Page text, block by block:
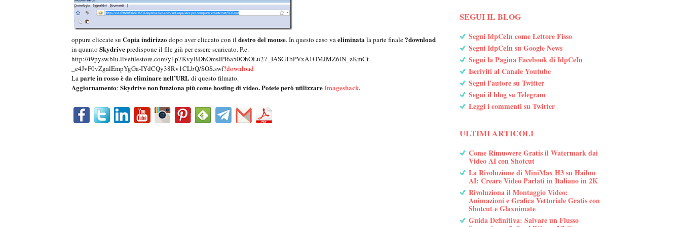
oppure cliccate su Copia indirizzo dopo aver cliccato con il destro del mouse. In questo caso vaeliminatala parte finale?download
in quanto Skydrivepredispone il file già per essere scaricato. P.e.
http://t9pysw.blu.livefilestore.com/y1p7KvyBDhOmsJPI6a50OhOLu27_IASG1bPVxA1OMJMZ6iN_zKmCt-
_e4JvF0vZgalEmpYgGa-IYdCQy38Rv1CLbQ/SOS.swf?download
Laparte in rosso è da eliminare nell’URLdi questo filmato.
Aggiornamento: Skydrive non funziona più come hosting di video. Potete però utilizzareImageshack.
SEGUI IL BLOG
Segui IdpCeIn come Lettore Fisso
Segui IdpCeIn su Google News
Segui la Pagina Facebook di IdpCeIn
Iscriviti al Canale Youtube
Segui l'autore su Twitter
Segui il blog su Telegram
Leggi i commenti su Twitter
ULTIMI ARTICOLI
Come Rimuovere Gratis il Watermark dai
Video AI con Shotcut
La Rivoluzione di MiniMax H3 su Hailuo
AI: Creare Video Parlati in Italiano in 2K
Rivoluziona il Montaggio Video:
Animazioni e Grafica Vettoriale Gratis con
Shotcut e Glaxnimate
Guida Definitiva: Salvare un Flusso